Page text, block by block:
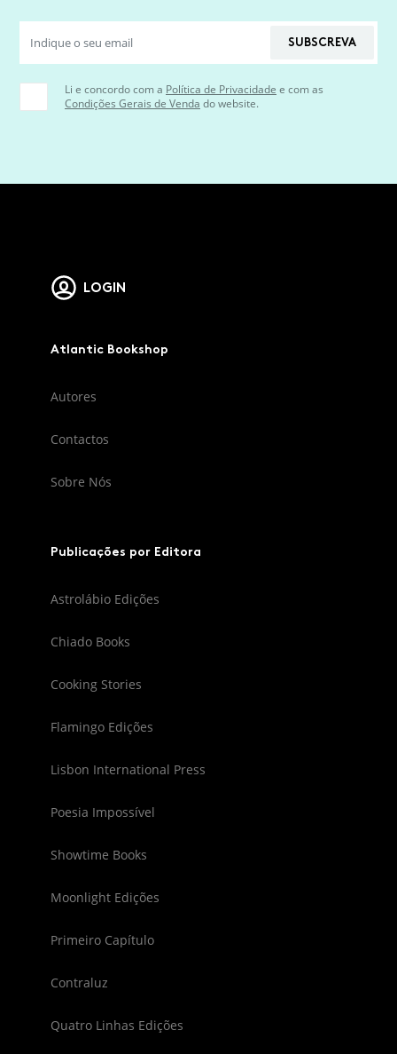
SUBSCREVA
Li e concordo com a Política de Privacidade e com as
Condições Gerais de Venda do website.
LOGIN
Atlantic Bookshop
Autores
Contactos
Sobre Nós
Publicações por Editora
Astrolábio Edições
Chiado Books
Cooking Stories
Flamingo Edições
Lisbon International Press
Poesia Impossível
Showtime Books
Moonlight Edições
Primeiro Capítulo
Contraluz
Quatro Linhas Edições